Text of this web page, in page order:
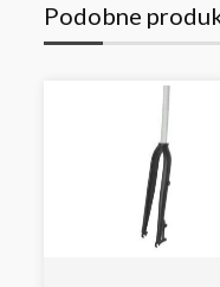
Podobne